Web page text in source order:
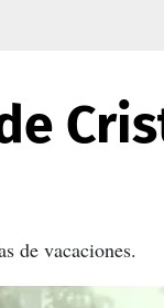
de vacaciones.